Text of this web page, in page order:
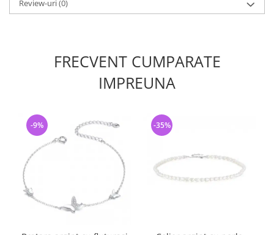
Review-uri(0)
FRECVENT CUMPARATE
IMPREUNA
-9% -35%